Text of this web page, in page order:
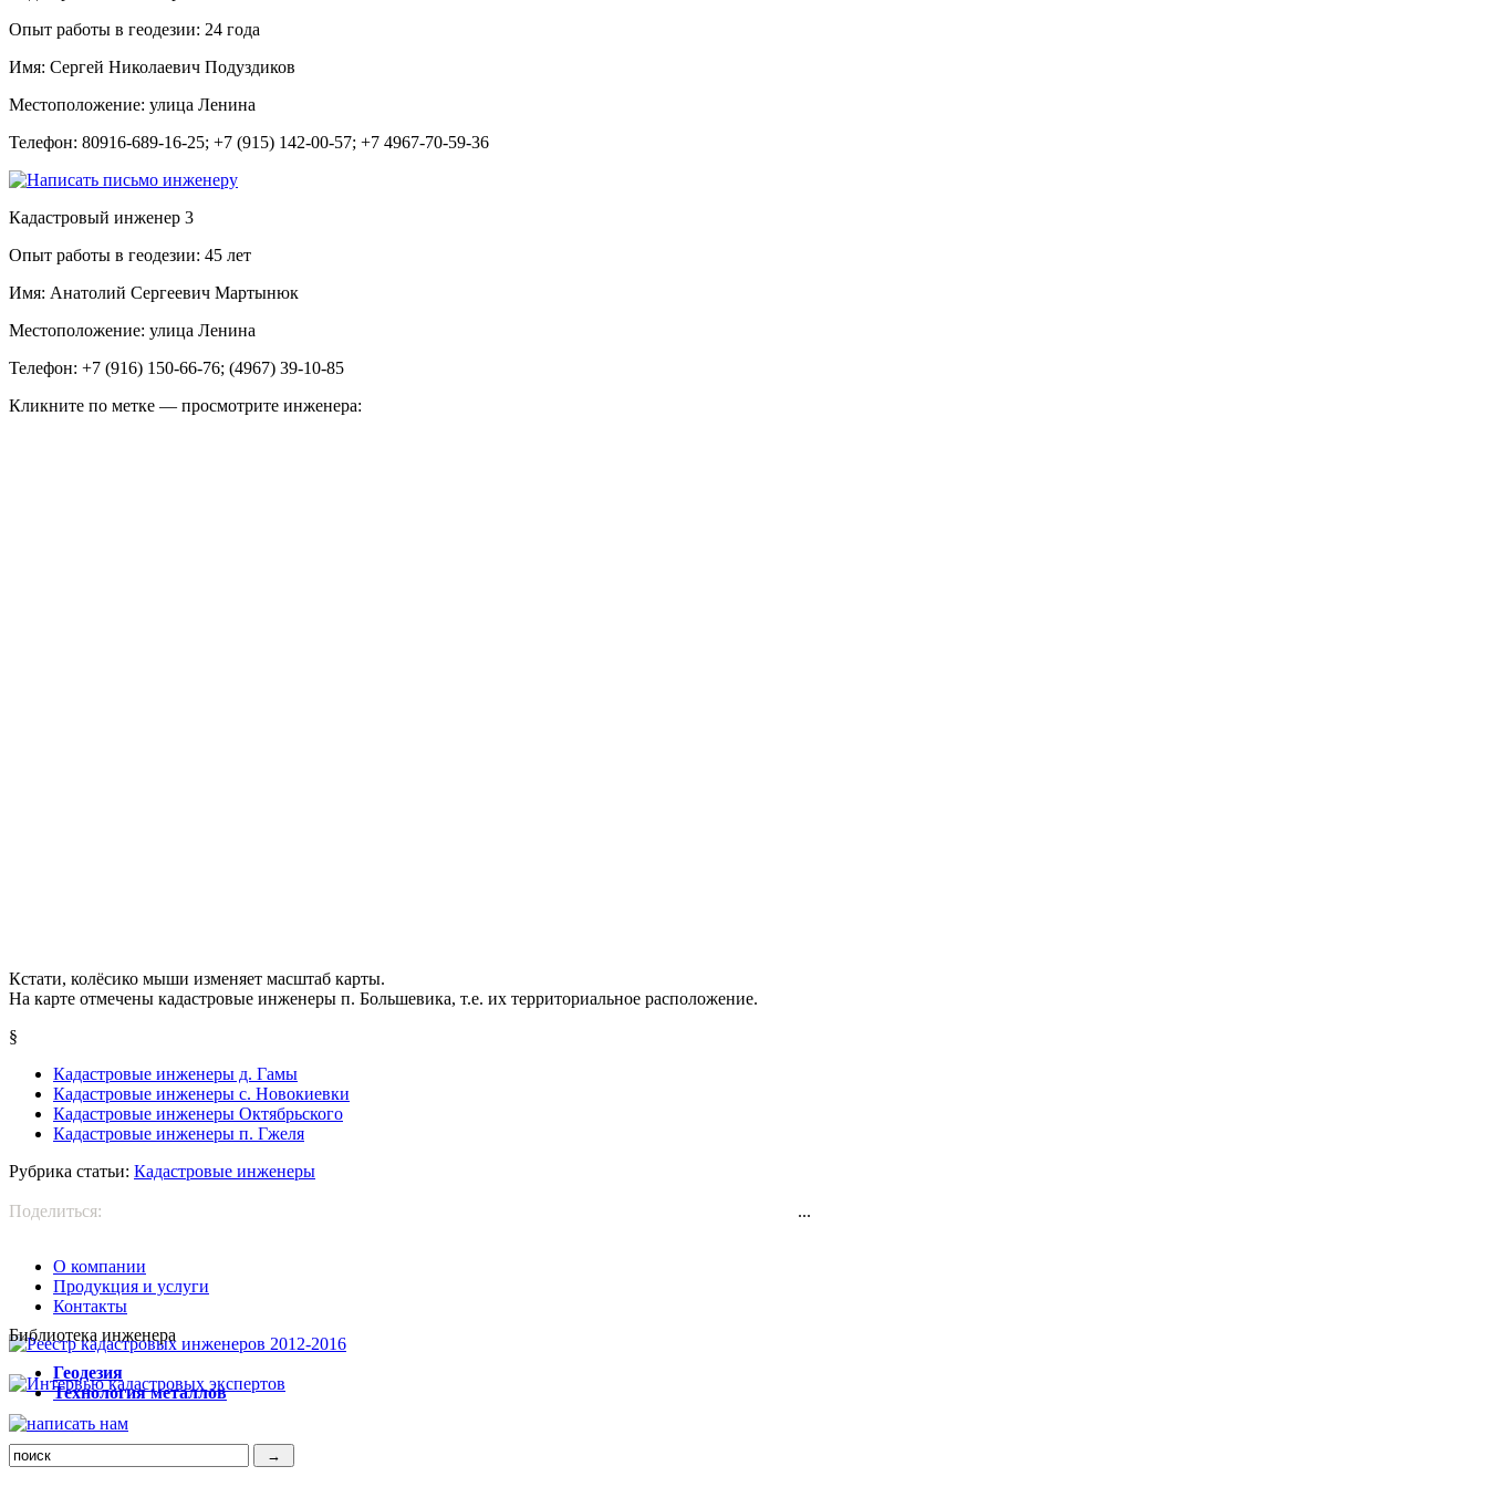
Опыт работы в геодезии: 24 года
Имя: Сергей Николаевич Подуздиков
Местоположение: улица Ленина
Телефон: 80916-689-16-25; +7 (915) 142-00-57; +7 4967-70-59-36
Кадастровый инженер 3
Опыт работы в геодезии: 45 лет
Имя: Анатолий Сергеевич Мартынюк
Местоположение: улица Ленина
Телефон: +7 (916) 150-66-76; (4967) 39-10-85
Кликните по метке — просмотрите инженера:
Кстати, колёсико мыши изменяет масштаб карты.
На карте отмечены кадастровые инженеры п. Большевика, т.е. их территориальное расположение.
§
Кадастровые инженеры д. Гамы
Кадастровые инженеры с. Новокиевки
Кадастровые инженеры Октябрьского
Кадастровые инженеры п. Гжеля
Рубрика статьи: Кадастровые инженеры
Поделиться: ...
О компании
Продукция и услуги
Контакты
Библиотека инженера
Геодезия
Технология металлов